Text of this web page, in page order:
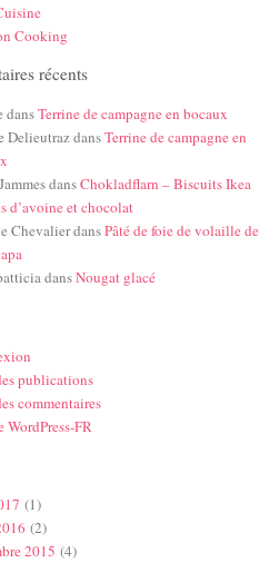
Cooking
récents
dansTerrine de campagne en bocaux
DelieutrazdansTerrine de campagne en
dansChokladflarn – Biscuits Ikea
d’avoine et chocolat
ChevalierdansPâté de foie de volaille de
dansNougat glacé
publications
commentaires
WordPress-FR
(1)
(2)
2015 (4)